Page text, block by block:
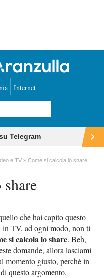
Internet
Telegram
e TV Come si calcola lo share
che hai capito questo
in TV, ad ogni modo, non ti
si calcola lo share. Beh,
domande, allora lasciami
momento giusto, perché in
questo argomento.